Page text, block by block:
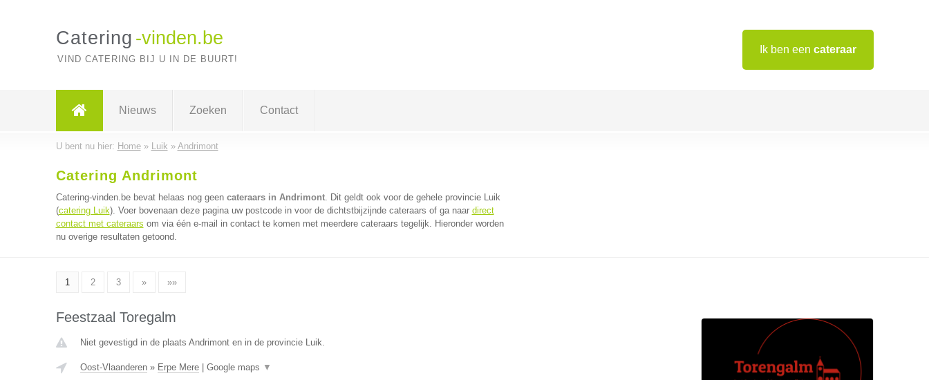
Ik ben een cateraar
Catering -vinden.be
VIND CATERING BIJ U IN DE BUURT!
Nieuws Zoeken Contact
U bent nu hier: Home» Luik » Andrimont
Catering Andrimont
Catering-vinden.be bevat helaas nog geen cateraars in Andrimont. Dit geldt ook voor de gehele provincie Luik
(catering Luik). Voer bovenaan deze pagina uw postcode in voor de dichtstbijzijnde cateraars of ga naar direct
contact met cateraars om via één e-mail in contact te komen met meerdere cateraars tegelijk. Hieronder worden
nu overige resultaten getoond.
1 2 3 » »»
Feestzaal Toregalm
Niet gevestigd in de plaats Andrimont en in de provincie Luik.
Oost-Vlaanderen» Erpe Mere| Google maps ▼